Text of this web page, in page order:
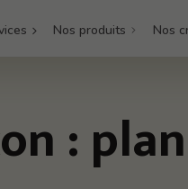
Nos produits Nos
: